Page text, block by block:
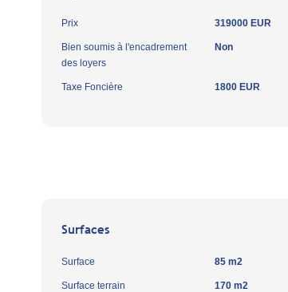
Prix 319000 EUR
Bien soumis à l'encadrement
des loyers
Non
Taxe Foncière 1800 EUR
Surfaces
Surface 85 m2
Surface terrain 170 m2